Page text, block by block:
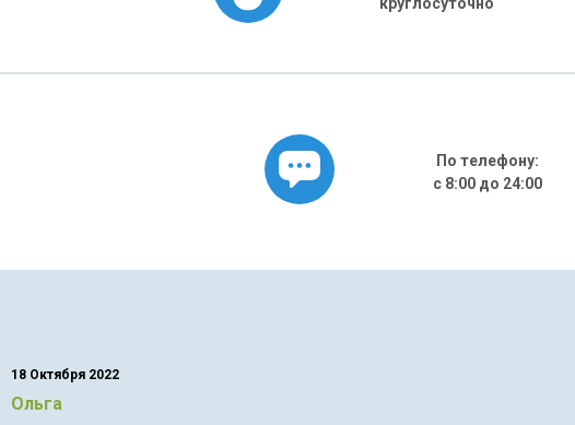
По телефону:
с 8:00 до 24:00
18 Октября 2022
Ольга